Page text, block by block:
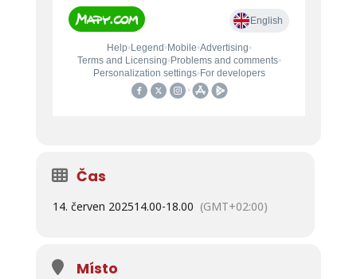
Čas
14. červen 202514.00-18.00 (GMT+02:00)
Místo